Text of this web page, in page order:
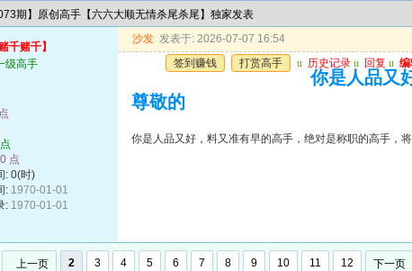
期】原创高手【六六大顺无情杀尾杀尾】独家发表
赌千赌千】
级高手
点
0 点
: 0(时)
: 1970-01-01
: 1970-01-01
沙发 发表于: 2026-07-07 16:54
签到赚钱
打赏高手 u 历史记录 u 回复 u
你是人品又
尊敬的
你是人品又好，料又准有早的高手，绝对是称职的高手，
上一页 2 3 4 5 6 7 8 9 10 11 12 下一页